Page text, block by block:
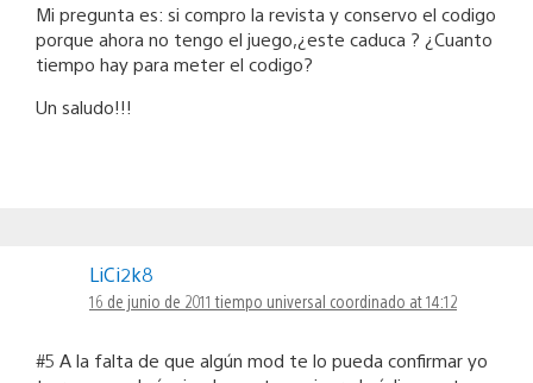
Mi pregunta es: si compro la revista y conservo el codigo
porque ahora no tengo el juego,¿este caduca ? ¿Cuanto
tiempo hay para meter el codigo?
Un saludo!!!
LiCi2k8
16 de junio de 2011 tiempo universal coordinado at 14:12
#5 A la falta de que algún mod te lo pueda confirmar yo